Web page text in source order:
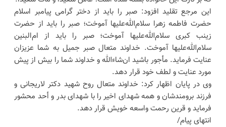
این مرجع تقلید افزود: صبر را باید از دختر گرامی پیامبر اسلام
حضرت فاطمه زهرا سلام‌الله‌علیها آموخت؛ صبر را باید از حضرت
زینب کبری سلام‌الله‌علیها آموخت؛ صبر را باید از ام‌البنین
سلام‌الله‌علیها آموخت. خداوند متعال صبر جمیل به شما عزیزان
عنایت فرماید. مأجور باشید ان‌شاءالله و خداوند شما را بیش از پیش
مورد عنایت و لطف خود قرار دهد.
وی در پایان اظهار کرد: خداوند متعال روح شهید دکتر لاریجانی و
فرزند برومندشان و همه شهدای اخیر را با شهدای بدر و أحد محشور
فرماید و قرین رحمت واسعه خویش قرار دهد.
انتهای پیام/